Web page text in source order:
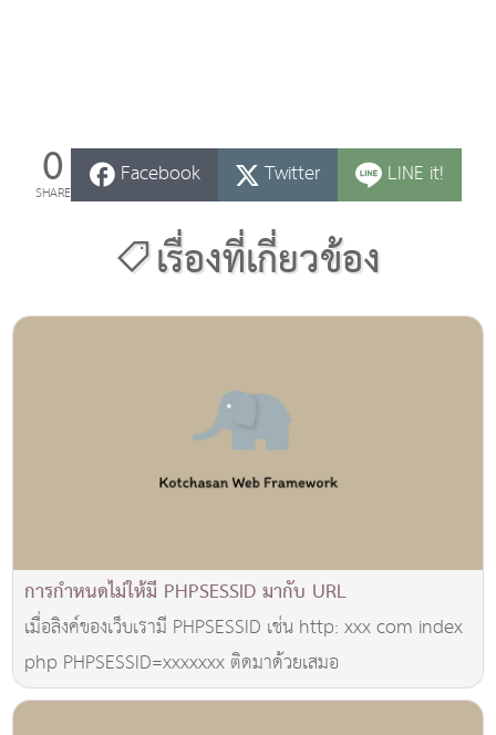
0
SHARE
Facebook Twitter LINE it!
เรื่องที่เกี่ยวข้อง
การกำหนดไม่ให้มี PHPSESSID มากับ URL
เมื่อลิงค์ของเว็บเรามี PHPSESSID เช่น http: xxx com index
php PHPSESSID=xxxxxxx ติดมาด้วยเสมอ